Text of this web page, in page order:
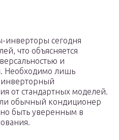
инверторы сегодня
что объясняется
и
Необходимо лишь
инверторный
от стандартных моделей.
обычный кондиционер
быть уверенным в